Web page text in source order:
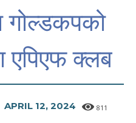
गोल्डकपको
एपिएफ क्लब
APRIL 12, 2024 811